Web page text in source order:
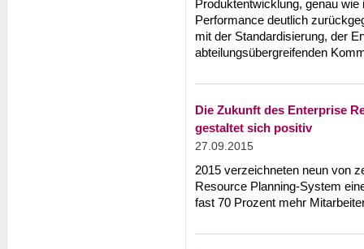
Produktentwicklung, genau
Performance deutlich
mit der Standardisierung, der
abteilungsübergreifenden
Die Zukunft des Enterprise
gestaltet sich positiv
27.09.2015
2015 verzeichneten neun von
Resource Planning-System
fast 70 Prozent mehr